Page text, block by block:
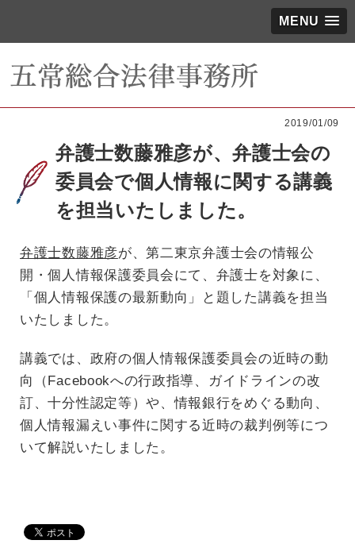
MENU
2019/01/09
弁護士数藤雅彦が、弁護士会の
委員会で個人情報に関する講義
を担当いたしました。
弁護士数藤雅彦が、第二東京弁護士会の情報公
開・個人情報保護委員会にて、弁護士を対象に、
「個人情報保護の最新動向」と題した講義を担当
いたしました。
講義では、政府の個人情報保護委員会の近時の動
向（Facebookへの行政指導、ガイドラインの改
訂、十分性認定等）や、情報銀行をめぐる動向、
個人情報漏えい事件に関する近時の裁判例等につ
いて解説いたしました。